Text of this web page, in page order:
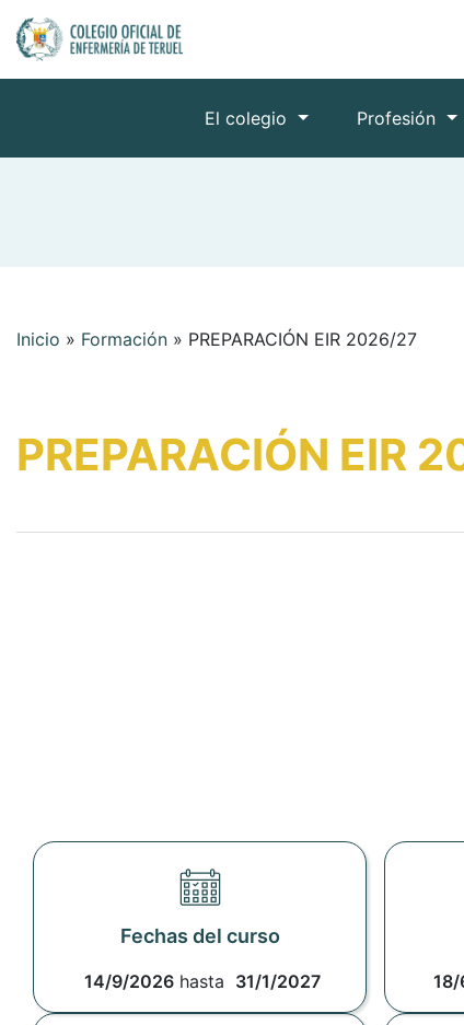
El colegio Profesión
Inicio » Formación » PREPARACIÓN EIR 2026/27
PREPARACIÓN EIR
Fechas del curso
14/9/2026 hasta 31/1/2027